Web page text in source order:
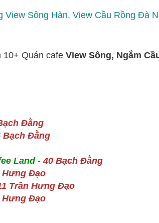
View Sông Hàn, View Cầu Rồng Đà
10+ Quán cafe View Sông, Ngắm
Đằng
Bạch Đằng
Land -40 Bạch Đằng
Hưng Đạo
Trần Hưng Đạo
Hưng Đạo